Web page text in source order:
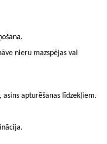
nieru mazspējas vai
apturēšanas līdzekļiem.